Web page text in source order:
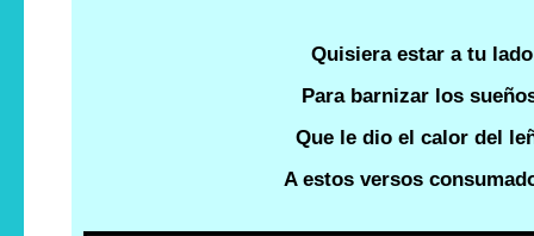
Quisiera estar a tu lado
Para barnizar los
Que le dio el calor del
A estos versos